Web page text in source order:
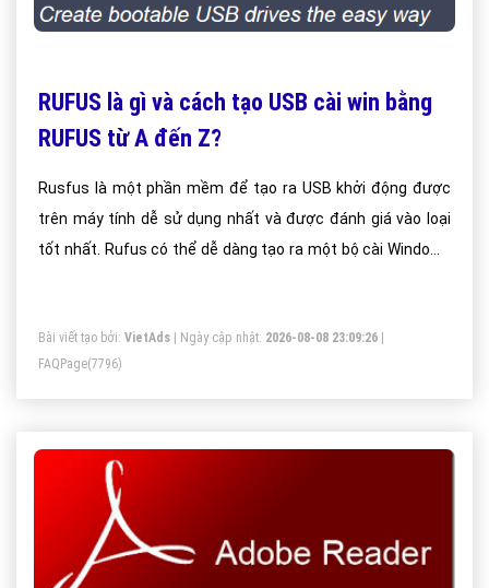
RUFUS là gì và cách tạo USB cài win bằng
RUFUS từ A đến Z?
Rusfus là một phần mềm để tạo ra USB khởi động được
trên máy tính dễ sử dụng nhất và được đánh giá vào loại
tốt nhất. Rufus có thể dễ dàng tạo ra một bộ cài Windows
Bài viết tạo bởi: VietAds | Ngày cập nhật: 2026-08-08 23:09:26
FAQPage(7796)